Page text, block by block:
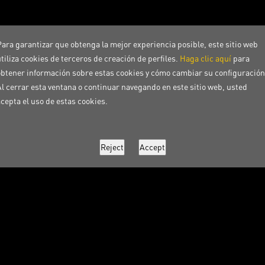
garantizar que obtenga la mejor experiencia posible, este sitio web
cookies de terceros de creación de perfiles. Haga clic aquí para
información sobre estas cookies y cómo cambiar su
cerrar esta ventana o continuar navegando en este sitio web, usted
el uso de estas cookies.